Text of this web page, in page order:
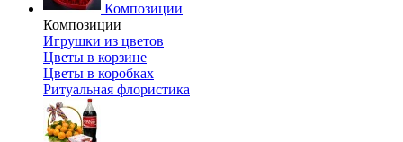
Композиции
Композиции
Игрушки из цветов
Цветы в корзине
Цветы в коробках
Ритуальная флористика